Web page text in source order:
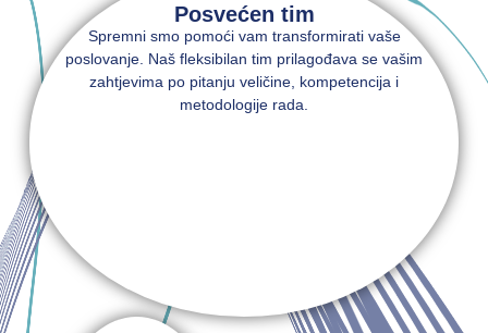
Posvećen tim
Spremni smo pomoći vam transformirati vaše
poslovanje. Naš fleksibilan tim prilagođava se vašim
zahtjevima po pitanju veličine, kompetencija i
metodologije rada.